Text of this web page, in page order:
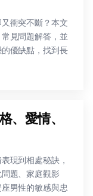
衝突不斷？本文
見問題解答，並
優缺點，找到長
、愛情、
現到相處秘訣，
題、家庭觀影
男性的敏感與忠